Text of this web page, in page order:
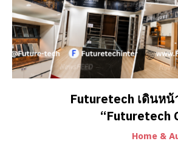
Futuretech เดินห
“Futuretech
Home &